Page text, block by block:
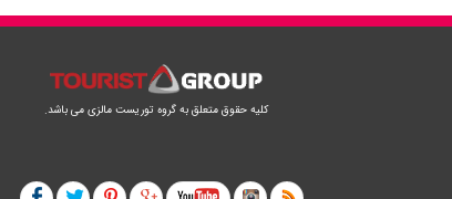
کلیه حقوق متعلق به گروه توریست مالزی می باشد.